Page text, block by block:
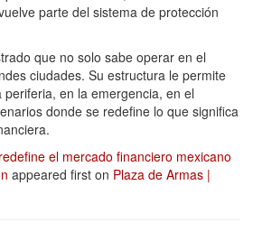
parte del sistema de protección
que no solo sabe operar en el
ciudades. Su estructura le permite
en la emergencia, en el
donde se redefine lo que significa
el mercado financiero mexicano
appeared first on Plaza de Armas |